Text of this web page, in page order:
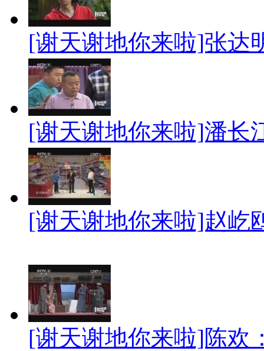
[谢天谢地你来啦]张达
[谢天谢地你来啦]潘长
[谢天谢地你来啦]赵屹
[谢天谢地你来啦]陈欢